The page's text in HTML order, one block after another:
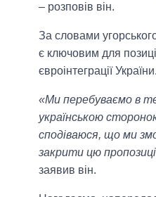
– розповів він.
За словами
є ключовим для
євроінтеграції України.
«Ми перебуваємо в
українською
сподіваюся, що ми
закрити цю
заявив він.